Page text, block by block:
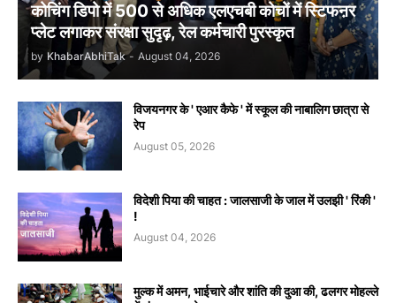
कोचिंग डिपो में 500 से अधिक एलएचबी कोचों में स्टिफऩर
प्लेट लगाकर संरक्षा सुदृढ़, रेल कर्मचारी पुरस्कृत
by KhabarAbhiTak - August 04, 2026
विजयनगर के ' एआर कैफे ' में स्कूल की नाबालिग छात्रा से
रेप
August 05, 2026
विदेशी पिया की चाहत : जालसाजी के जाल में उलझी ' रिंकी '
!
August 04, 2026
मुल्क में अमन, भाईचारे और शांति की दुआ की, ढलगर मोहल्ले